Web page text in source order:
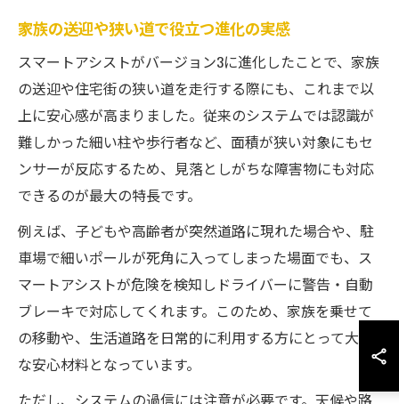
家族の送迎や狭い道で役立つ進化の実感
スマートアシストがバージョン3に進化したことで、家族
の送迎や住宅街の狭い道を走行する際にも、これまで以
上に安心感が高まりました。従来のシステムでは認識が
難しかった細い柱や歩行者など、面積が狭い対象にもセ
ンサーが反応するため、見落としがちな障害物にも対応
できるのが最大の特長です。
例えば、子どもや高齢者が突然道路に現れた場合や、駐
車場で細いポールが死角に入ってしまった場面でも、ス
マートアシストが危険を検知しドライバーに警告・自動
ブレーキで対応してくれます。このため、家族を乗せて
の移動や、生活道路を日常的に利用する方にとって大き
な安心材料となっています。
ただし、システムの過信には注意が必要です。天候や路